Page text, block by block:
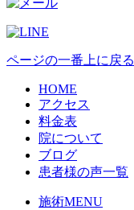
ページの一番上に戻る
HOME
アクセス
料金表
院について
ブログ
患者様の声一覧
施術MENU